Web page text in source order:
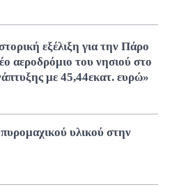
εξέλιξη για την Πάρο
αεροδρόμιο του νησιού στο
με 45,44εκατ. ευρώ»
υλικού στην